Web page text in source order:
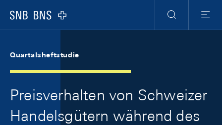
Logo
Suche
Menu
Quartalsheftstudie
Preisverhalten von Schweizer
Handelsgütern während des